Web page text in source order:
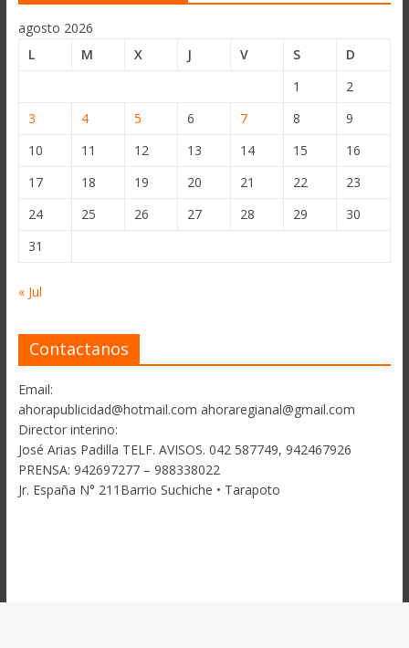
agosto 2026
L
M X J V S
D
1
2
3
4 5 6 7 8
9
10
11 12 13 14 15
16
17
18 19 20 21 22
23
24
25 26 27 28 29
30
31
« Jul
Contactanos
Email:
ahorapublicidad@hotmail.com ahoraregianal@gmail.com
Director interino:
José Arias Padilla TELF. AVISOS. 042 587749, 942467926
PRENSA: 942697277 – 988338022
Jr. España N° 211Barrio Suchiche • Tarapoto